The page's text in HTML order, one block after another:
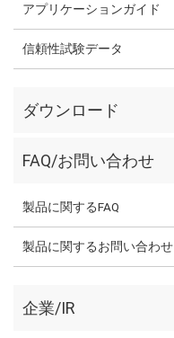
アプリケーションガイド
信頼性試験データ
ダウンロード
FAQ/お問い合わせ
製品に関するFAQ
製品に関するお問い合わせ
企業/IR